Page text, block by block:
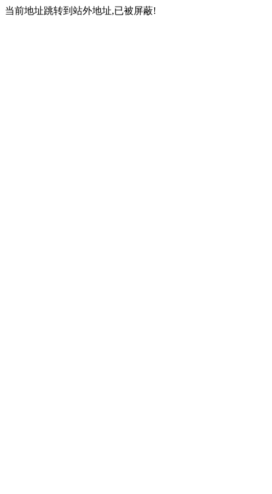
当前地址跳转到站外地址,已被屏蔽!